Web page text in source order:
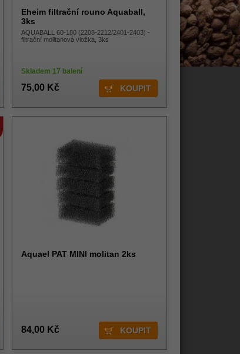
Eheim filtrační rouno Aquaball,
3ks
AQUABALL 60-180 (2208-2212/2401-2403) -
filtrační molitanová vložka, 3ks
Skladem 17 balení
75,00 Kč
Aquael PAT MINI molitan 2ks
84,00 Kč